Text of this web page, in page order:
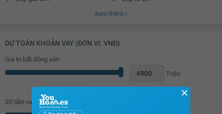
Máy rửa bát
Vách kính nhà tắm
Toilet
Rèm
Đèn ốp trần phòng khách
Đèn ốp trần nhà tắm
Xem thêm
DỰ TOÁN KHOẢN VAY (ĐƠN VỊ: VNĐ)
Giá trị bất động sản
Triệu
Số tiền vay ( 70%/GTNĐ)
✕